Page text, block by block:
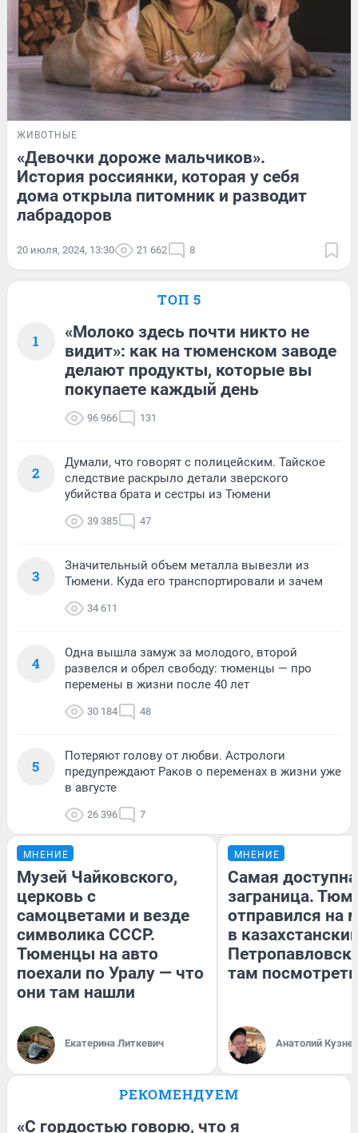
ЖИВОТНЫЕ
«Девочки дороже мальчиков».
История россиянки, которая у себя
дома открыла питомник и разводит
лабрадоров
20 июля, 2024, 13:30 21 662 8
ТОП 5
1
«Молоко здесь почти никто не
видит»: как на тюменском заводе
делают продукты, которые вы
покупаете каждый день
96 966 131
2
Думали, что говорят с полицейским. Тайское
следствие раскрыло детали зверского
убийства брата и сестры из Тюмени
39 385 47
3
Значительный объем металла вывезли из
Тюмени. Куда его транспортировали и зачем
34 611
4
Одна вышла замуж за молодого, второй
развелся и обрел свободу: тюменцы — про
перемены в жизни после 40 лет
30 184 48
5
Потеряют голову от любви. Астрологи
предупреждают Раков о переменах в жизни уже
в августе
26 396 7
МНЕНИЕ
Музей Чайковского,
церковь с
самоцветами и везде
символика СССР.
Тюменцы на авто
поехали по Уралу — что
они там нашли
Екатерина Литкевич
МНЕНИЕ
Самая
заграница.
отправился на
в
там посмотреть
Анатолий
РЕКОМЕНДУЕМ
«С гордостью говорю, что я